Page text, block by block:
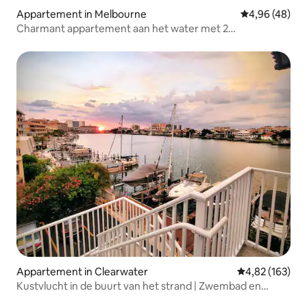
Appartement in Melbourne Gemiddelde
4,96 (48)
Charmant appartement aan het water met 2
Appartement in Clearwater Gemiddelde
4,82 (163)
Kustvlucht in de buurt van het strand | Zwembad en